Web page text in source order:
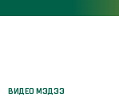
ВИДЕО МЭДЭЭ